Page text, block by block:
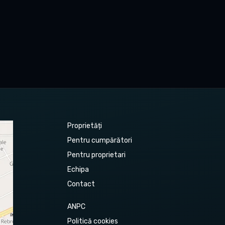
Proprietăți
Pentru cumpărători
Pentru proprietari
Echipa
Contact
ANPC
Politică cookies